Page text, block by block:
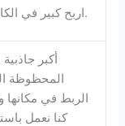
اربح كبير في الكازينو وعش حياة الرفاهية.
أكبر
المحظوظة
الربط في مكانها
كنا نعمل